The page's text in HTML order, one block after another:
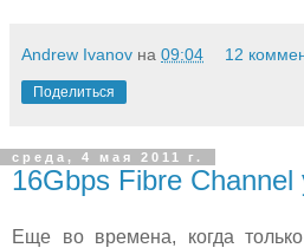
Andrew Ivanov на 09:04 12
Поделиться
среда, 4 мая 2011 г.
16Gbps Fibre Channel
Еще во времена, когда